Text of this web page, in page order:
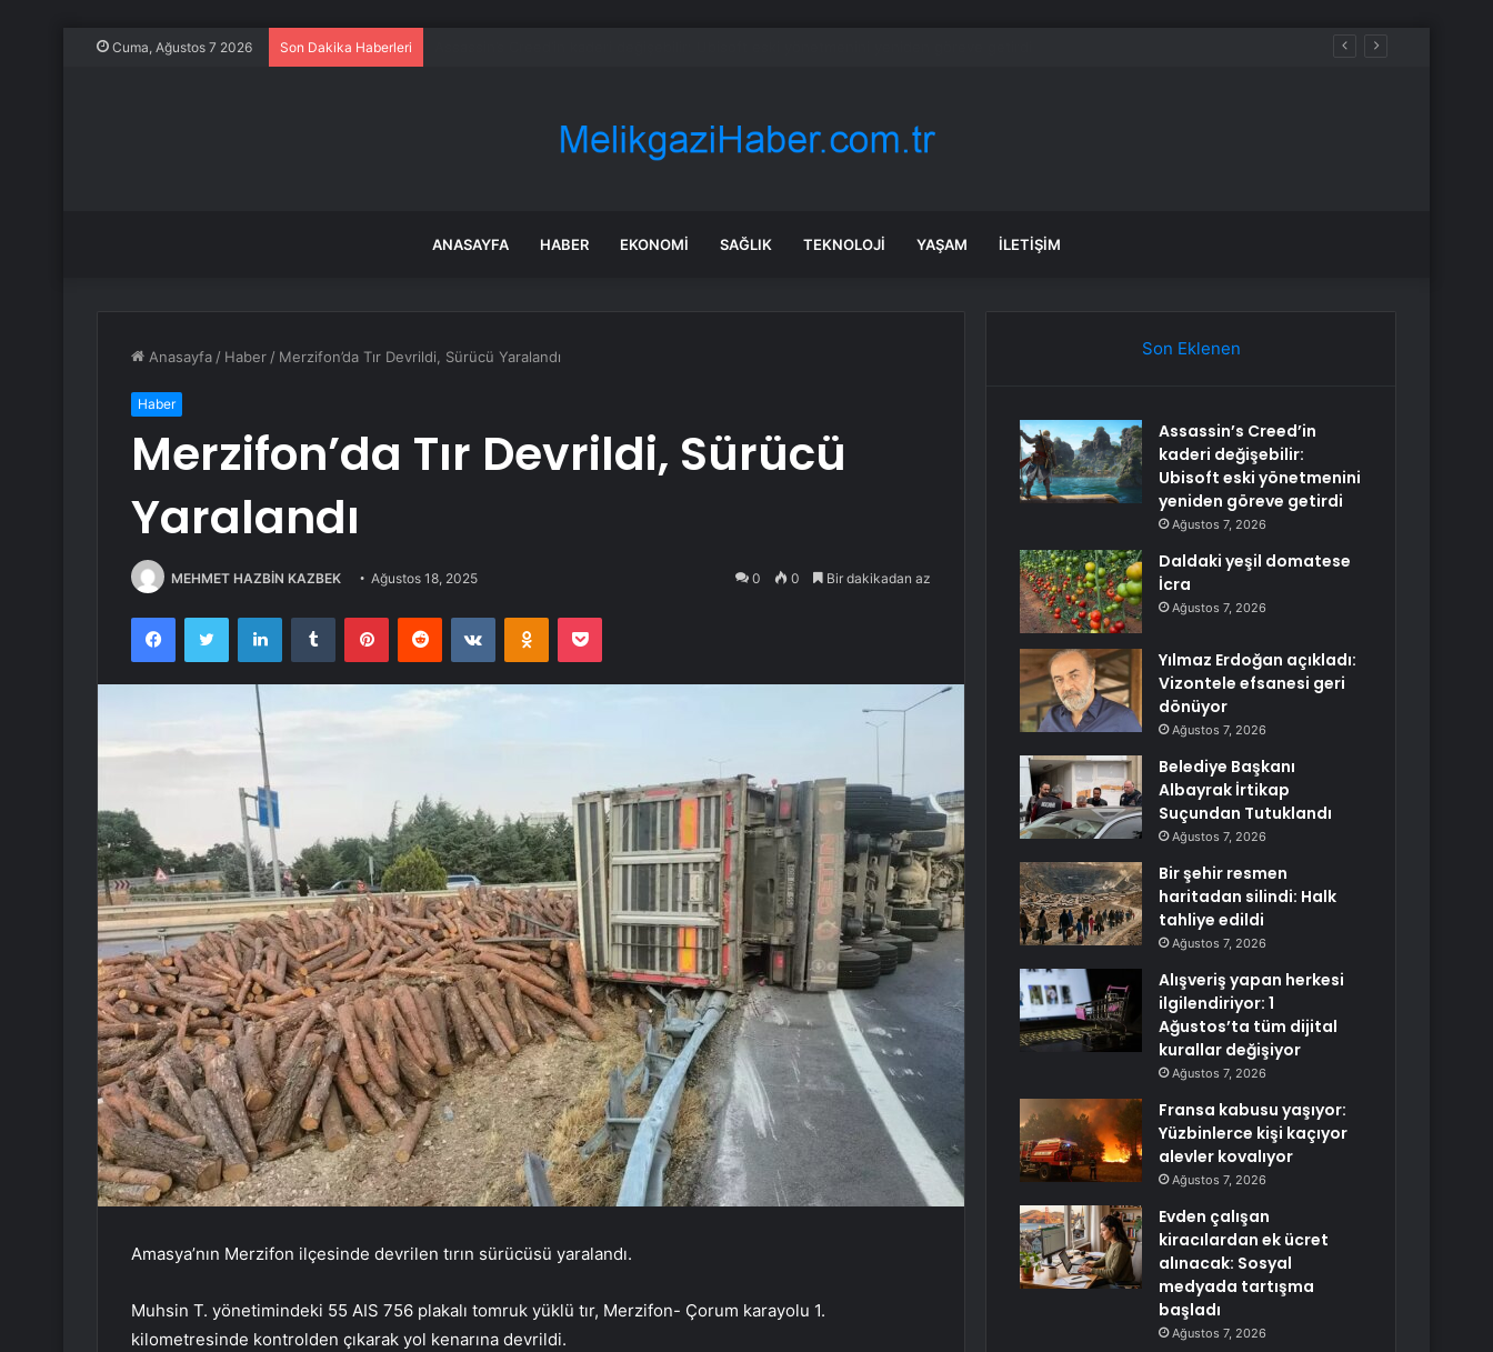
Cuma, Ağustos 7 2026 Son Dakika Haberleri
ANASAYFA HABER EKONOMI SAĞLIK TEKNOLOJI YAŞAM İLETIŞIM
Anasayfa / Haber / Merzifon’da Tır Devrildi, Sürücü Yaralandı
Haber
Merzifon’da Tır Devrildi, Sürücü
Yaralandı
MEHMET HAZBİN KAZBEK Ağustos 18, 2025 0 0 Bir dakikadan az
FacebookTwitter LinkedInTumblr PinterestReddit VKontakteOdnoklassniki
Pocket
Amasya’nın Merzifon ilçesinde devrilen tırın sürücüsü yaralandı.
Muhsin T. yönetimindeki 55 AIS 756 plakalı tomruk yüklü tır, Merzifon- Çorum karayolu 1.
kilometresinde kontrolden çıkarak yol kenarına devrildi.
Son Eklenen
Assassin’s Creed’in
kaderi değişebilir:
Ubisoft eski yönetmenini
yeniden göreve getirdi
Ağustos 7, 2026
Daldaki yeşil domatese
İcra
Ağustos 7, 2026
Yılmaz Erdoğan açıkladı:
Vizontele efsanesi geri
dönüyor
Ağustos 7, 2026
Belediye Başkanı
Albayrak İrtikap
Suçundan Tutuklandı
Ağustos 7, 2026
Bir şehir resmen
haritadan silindi: Halk
tahliye edildi
Ağustos 7, 2026
Alışveriş yapan herkesi
ilgilendiriyor: 1
Ağustos’ta tüm dijital
kurallar değişiyor
Ağustos 7, 2026
Fransa kabusu yaşıyor:
Yüzbinlerce kişi kaçıyor
alevler kovalıyor
Ağustos 7, 2026
Evden çalışan
kiracılardan ek ücret
alınacak: Sosyal
medyada tartışma
başladı
Ağustos 7, 2026